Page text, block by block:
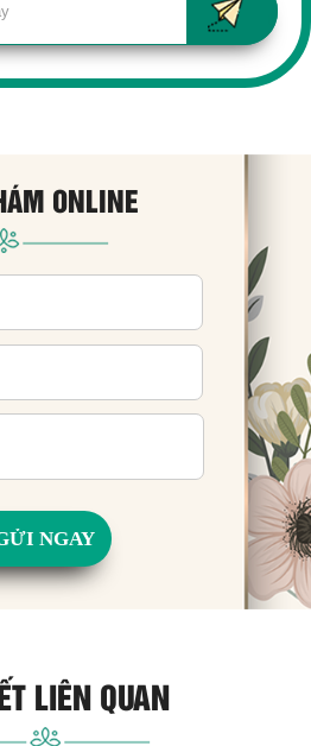
ONLINE
NGAY
LIÊN QUAN